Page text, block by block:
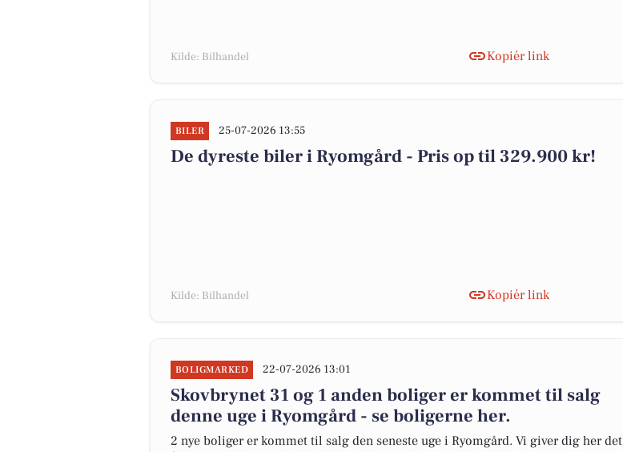
Kilde: Bilhandel Kopiér link
BILER 25-07-2026 13:55
De dyreste biler i Ryomgård - Pris op til 329.900 kr!
Kilde: Bilhandel Kopiér link
BOLIGMARKED 22-07-2026 13:01
Skovbrynet 31 og 1 anden boliger er kommet til salg
denne uge i Ryomgård - se boligerne her.
2 nye boliger er kommet til salg den seneste uge i Ryomgård. Vi giver dig her det